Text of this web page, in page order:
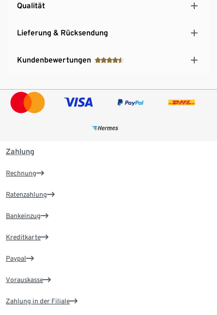
Qualität
Lieferung & Rücksendung
Kundenbewertungen
Zahlung
Rechnung
Ratenzahlung
Bankeinzug
Kreditkarte
Paypal
Vorauskasse
Zahlung in der Filiale